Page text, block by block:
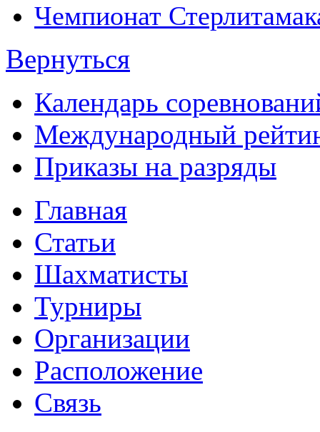
Чемпионат
Вернуться
Календарь
Международный
Приказы на разряды
Главная
Статьи
Шахматисты
Турниры
Организации
Расположение
Связь